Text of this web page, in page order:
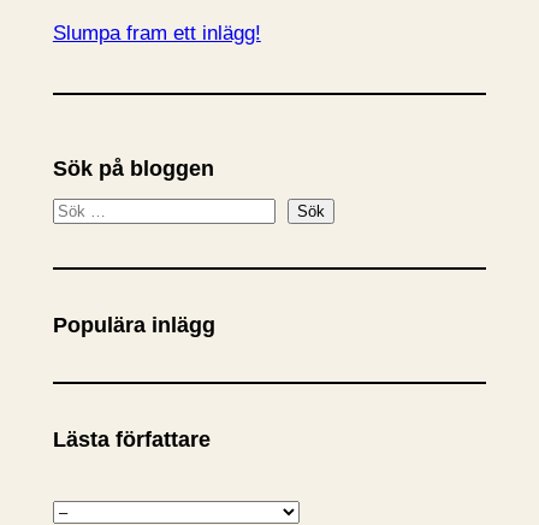
Slumpa fram ett inlägg!
Sök på bloggen
S
k
Sök
Populära inlägg
Lästa författare
K